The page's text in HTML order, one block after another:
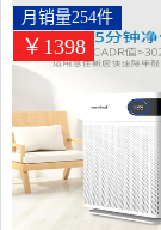
净化
￥1398
月销量254件